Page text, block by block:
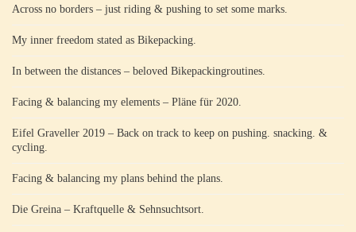
Across no borders – just riding & pushing to set some marks.
My inner freedom stated as Bikepacking.
In between the distances – beloved Bikepackingroutines.
Facing & balancing my elements – Pläne für 2020.
Eifel Graveller 2019 – Back on track to keep on pushing. snacking. &
cycling.
Facing & balancing my plans behind the plans.
Die Greina – Kraftquelle & Sehnsuchtsort.